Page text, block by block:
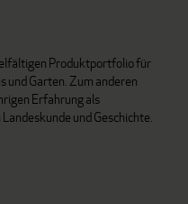
Produktportfolio für
und Garten. Zum anderen
Erfahrung als
und Geschichte.